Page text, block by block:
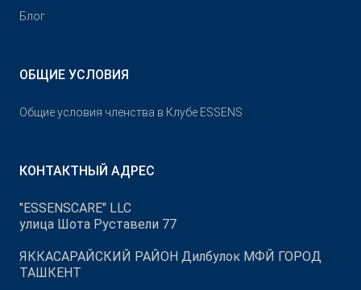
Блог
ОБЩИЕ УСЛОВИЯ
Общие условия членства в Клубе ESSENS
КОНТАКТНЫЙ АДРЕС
"ESSENSCARE" LLC
улица Шота Руставели 77
ЯККАСАРАЙСКИЙ РАЙОН Дилбулок МФЙ ГОРОД
ТАШКЕНТ